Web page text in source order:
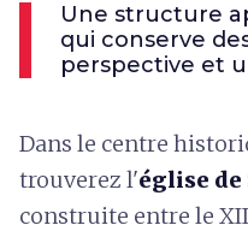
Une structure
qui conserve
perspective et
Dans le centre
trouverez l'église de
construite entre le